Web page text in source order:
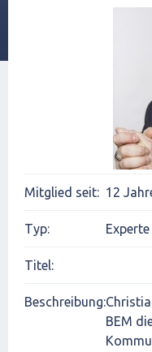
Mitglied seit: 12
Typ: Experte
Titel:
Beschreibung:
BEM